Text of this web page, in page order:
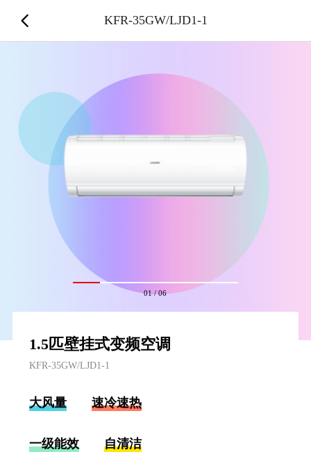
01/06
1.5匹壁挂式变频空调
KFR-35GW/LJD1-1
大风量 速冷速热
一级能效 自清洁
KFR-35GW/LJD1-1